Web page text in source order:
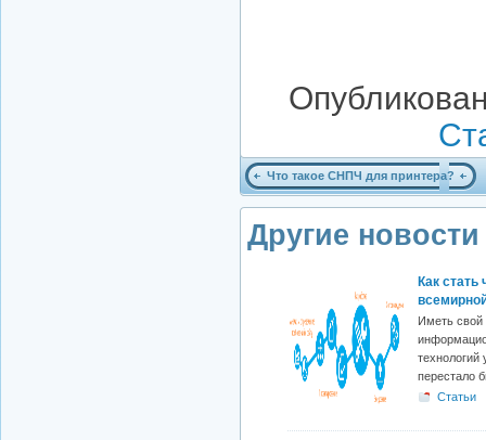
Что такое СНПЧ для принтера?
Другие
Как стать
Иметь свой
технологий
перестало
Статьи